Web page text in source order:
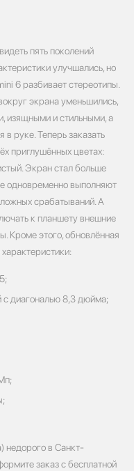
пять поколений
улучшались, но
6 разбивает стереотипы.
экрана уменьшились,
изящными и стильными, а
в руке. Теперь заказать
приглушённых цветах:
Экран стал больше
одновременно выполняют
срабатываний. А
к планшету внешние
Кроме этого, обновлённая
с диагональю 8,3 дюйма;
недорого в Санкт-
заказ с бесплатной